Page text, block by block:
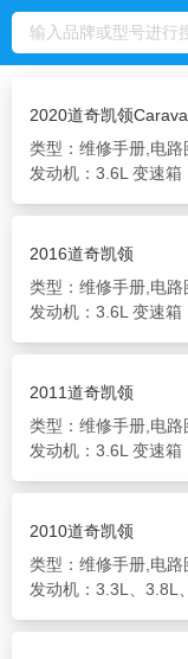
2020道奇凯领
类型：维修手册,电路
发动机：3.6L 变速箱
2016道奇凯领
类型：维修手册,电路
发动机：3.6L 变速箱
2011道奇凯领
类型：维修手册,电路
发动机：3.6L 变速箱
2010道奇凯领
类型：维修手册,电路
发动机：3.3L、3.8L